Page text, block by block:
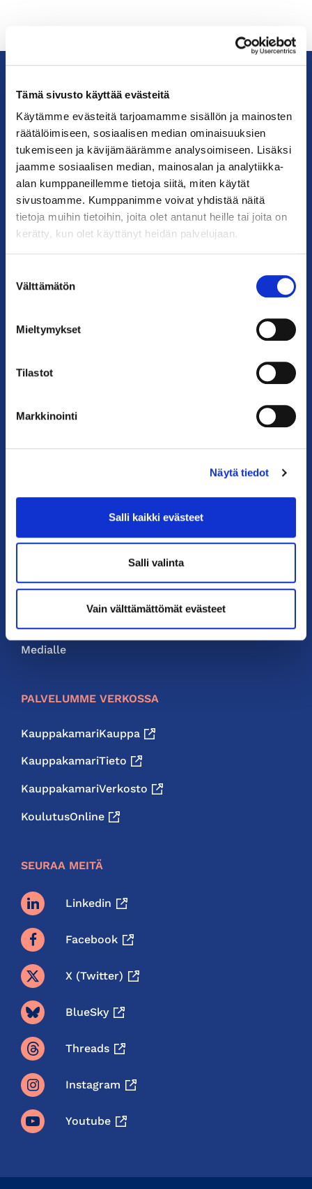
Tämä sivusto käyttää evästeitä
Käytämme evästeitä tarjoamamme sisällön ja mainosten
räätälöimiseen, sosiaalisen median ominaisuuksien
tukemiseen ja kävijämäärämme analysoimiseen. Lisäksi
jaamme sosiaalisen median, mainosalan ja analytiikka-
alan kumppaneillemme tietoja siitä, miten käytät
sivustoamme. Kumppanimme voivat yhdistää näitä
tietoja muihin tietoihin, joita olet antanut heille tai joita on
kerätty, kun olet käyttänyt heidän palvelujaan.
valinta
Välttämätön
Mieltymykset
Tilastot
Markkinointi
Näytä tiedot
Salli kaikki evästeet
Salli valinta
Vain välttämättömät evästeet
KauppakamariHelsingin
seudun
kauppakamari
YHTEYSTIEDOT
Helsingin toimisto
Käyntiosoite: Kalevankatu 12, 00100 Helsinki
Puhelin: 09 228 601 (vaihde)
Katso kaikki yhteystiedot >
Yhteystiedot
Neuvonta ja palvelut
Medialle
PALVELUMME VERKOSSA
KauppakamariKauppa
KauppakamariTieto
KauppakamariVerkosto
KoulutusOnline
SEURAA MEITÄ
Linkedin
Facebook
X (twitter)
BlueSky
Threads
Instagram
Youtube